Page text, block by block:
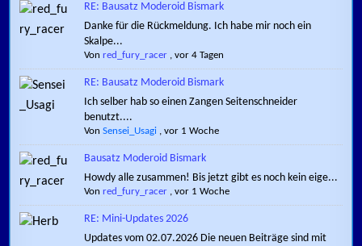
RE: Bausatz Moderoid Bismark
Danke für die Rückmeldung. Ich habe mir noch ein
Skalpe...
Vonred_fury_racer ,vor 4 Tagen
RE: Bausatz Moderoid Bismark
Ich selber hab so einen Zangen Seitenschneider
benutzt....
VonSensei_Usagi ,vor 1 Woche
Bausatz Moderoid Bismark
Howdy alle zusammen! Bis jetzt gibt es noch kein eige...
Vonred_fury_racer ,vor 1 Woche
RE: Mini-Updates 2026
Updates vom 02.07.2026 Die neuen Beiträge sind mit